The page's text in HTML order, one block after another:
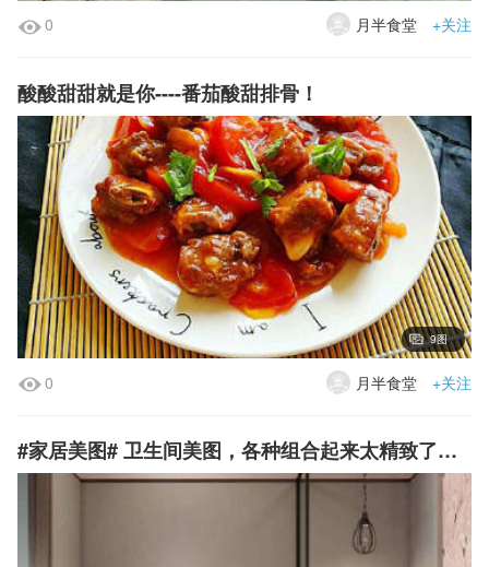
0 +关注
月半食堂
酸酸甜甜就是你----番茄酸甜排骨！
9图
0 +关注
月半食堂
#家居美图# 卫生间美图，各种组合起来太精致了，很温馨